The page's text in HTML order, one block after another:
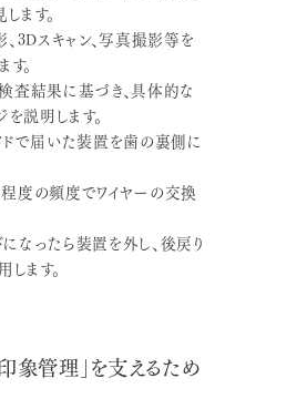
ます。
、3Dスキャン、写真撮影等を
。
査結果に基づき、具体的な
説明します。
ドで届いた装置を歯の裏側に
度の頻度でワイヤーの交換
なったら装置を外し、後戻り
ます。
象管理」を支えるため